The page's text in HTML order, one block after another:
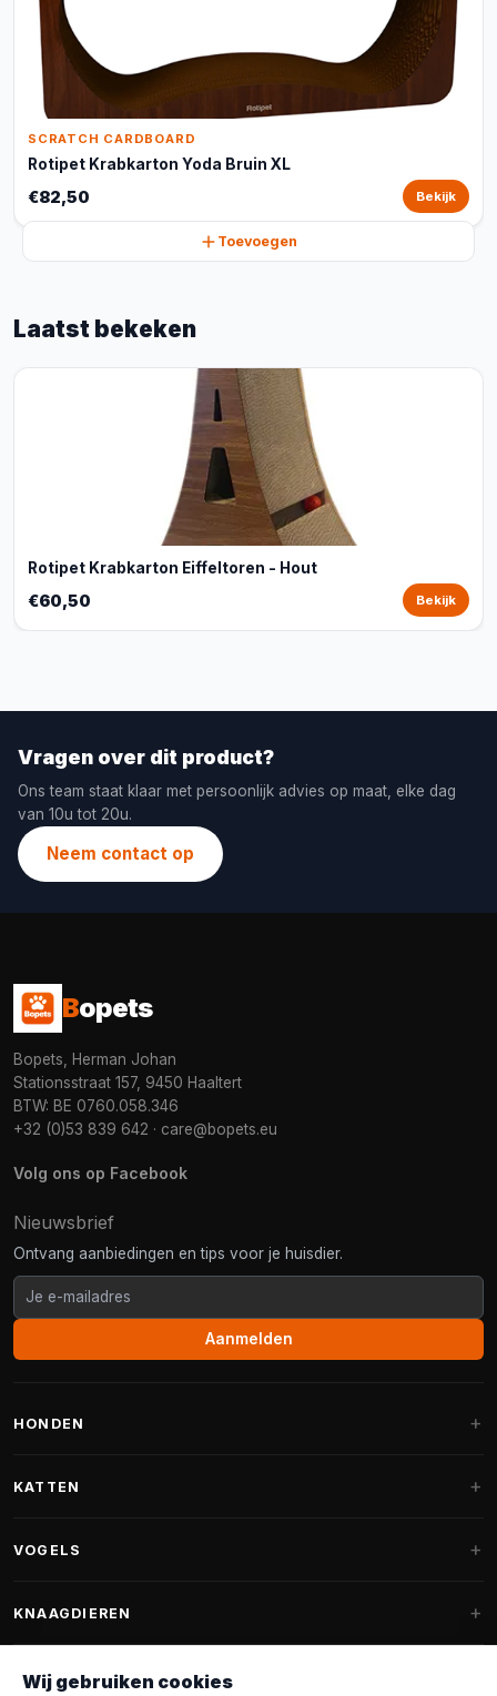
SCRATCH CARDBOARD
Rotipet Krabkarton Yoda Bruin XL
€82,50 Bekijk
Toevoegen
Laatst bekeken
Rotipet Krabkarton Eiffeltoren - Hout
€60,50 Bekijk
Vragen over dit product?
Ons team staat klaar met persoonlijk advies op maat, elke dag
van 10u tot 20u.
Neem contact op
Bopets
Bopets, Herman Johan
Stationsstraat 157, 9450 Haaltert
BTW: BE 0760.058.346
+32 (0)53 839 642 · care@bopets.eu
Volg ons op Facebook
Nieuwsbrief
Ontvang aanbiedingen en tips voor je huisdier.
Aanmelden
HONDEN
Fantail hondenmanden
Hondenspeelgoed
KATTEN
Krabpalen voor Maine Coon
VOGELS
Vogelvoer binnenvogels
Voederhuisjes
KNAAGDIEREN
Wij gebruiken cookies